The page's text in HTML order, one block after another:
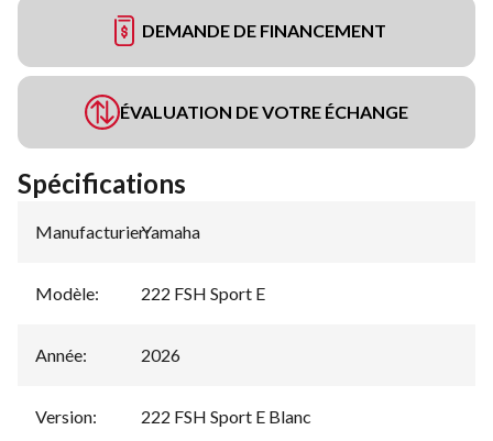
DEMANDE DE FINANCEMENT
ÉVALUATION DE VOTRE ÉCHANGE
Spécifications
Manufacturier:
Yamaha
Modèle: 222 FSH Sport E
Année: 2026
Version: 222 FSH Sport E Blanc